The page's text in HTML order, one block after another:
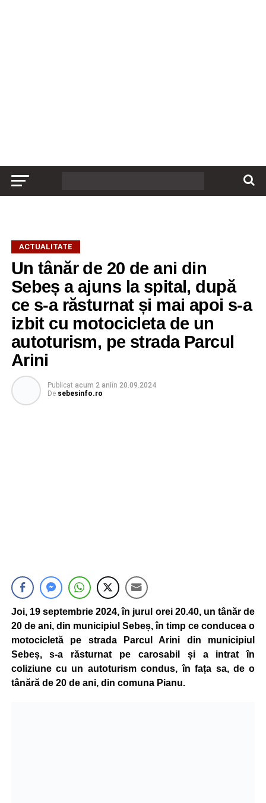
ACTUALITATE
Un tânăr de 20 de ani din
Sebeș a ajuns la spital, după
ce s-a răsturnat și mai apoi s-a
izbit cu motocicleta de un
autoturism, pe strada Parcul
Arini
Publicat acum 2 aniîn 20.09.2024
De sebesinfo.ro
Joi, 19 septembrie 2024, în jurul orei 20.40, un tânăr de
20 de ani, din municipiul Sebeș, în timp ce conducea o
motocicletă pe strada Parcul Arini din municipiul
Sebeș, s-a răsturnat pe carosabil și a intrat în
coliziune cu un autoturism condus, în fața sa, de o
tânără de 20 de ani, din comuna Pianu.